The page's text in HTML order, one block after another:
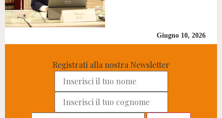
Giugno 10, 2026
Registrati alla nostra Newsletter